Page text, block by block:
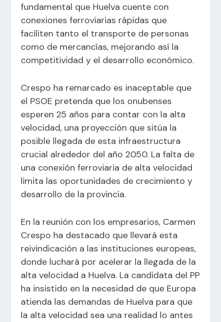
fundamental que Huelva cuente con
conexiones ferroviarias rápidas que
faciliten tanto el transporte de personas
como de mercancías, mejorando así la
competitividad y el desarrollo económico.
Crespo ha remarcado es inaceptable que
el PSOE pretenda que los onubenses
esperen 25 años para contar con la alta
velocidad, una proyección que sitúa la
posible llegada de esta infraestructura
crucial alrededor del año 2050. La falta de
una conexión ferroviaria de alta velocidad
limita las oportunidades de crecimiento y
desarrollo de la provincia.
En la reunión con los empresarios, Carmen
Crespo ha destacado que llevará esta
reivindicación a las instituciones europeas,
donde luchará por acelerar la llegada de la
alta velocidad a Huelva. La candidata del PP
ha insistido en la necesidad de que Europa
atienda las demandas de Huelva para que
la alta velocidad sea una realidad lo antes